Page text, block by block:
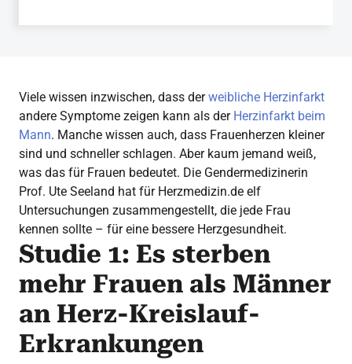
Viele wissen inzwischen, dass derweibliche Herzinfarkt
andere Symptome zeigen kann als der Herzinfarkt beim
Mann. Manche wissen auch, dass Frauenherzen kleiner
sind und schneller schlagen. Aber kaum jemand weiß,
was das für Frauen bedeutet. Die Gendermedizinerin
Prof. Ute Seeland hat für Herzmedizin.de elf
Untersuchungen zusammengestellt, die jede Frau
kennen sollte – für eine bessere Herzgesundheit.
Studie 1: Es sterben
mehr Frauen als Männer
an Herz-Kreislauf-
Erkrankungen